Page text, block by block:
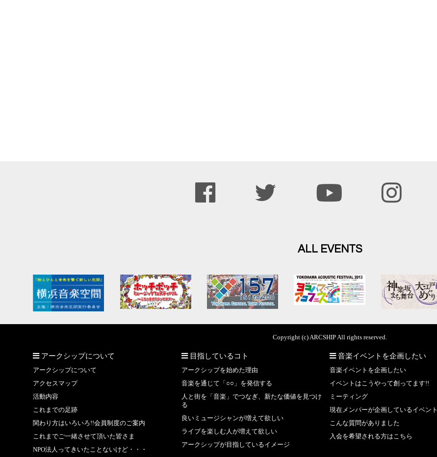
ALL EVENTS
Copyright (c) ARCSHIP All rights reserved.
アークシップについて
アークシップについて
アクセスマップ
活動内容
これまでの足跡
関わり方はいろいろ!!会員制度のご案内
これまでご一緒させて頂いた皆さま
NPO法人ってきいたことないけど・・・
目指しているコト
アークシップを始めた理由
音楽を通じて「○○」を発信する
人と街を「音楽」でつなぎ、新たな価値を見つけ
る
良いミュージシャンが増えて欲しい
ライブを楽しむ人が増えて欲しい
アークシップが目指しているイメージ
音楽イベントを企画したい
音楽イベントを企画したい
イベントはこうやって創ってます!!
ミーティング
現在メンバーが企画しているイベント
こんな質問がありました
入会を希望される方はこちら